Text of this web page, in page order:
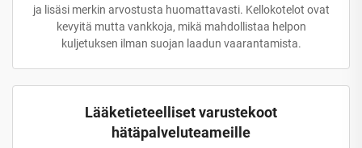
ja lisäsi merkin arvostusta huomattavasti. Kellokotelot ovat
kevyitä mutta vankkoja, mikä mahdollistaa helpon
kuljetuksen ilman suojan laadun vaarantamista.
Lääketieteelliset varustekoot
hätäpalveluteameille